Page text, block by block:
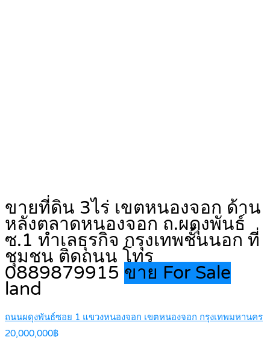
ขายที่ดิน 3ไร่ เขตหนองจอก ด้าน
หลังตลาดหนองจอก ถ.ผดุงพันธ์
ซ.1 ทำเลธุรกิจ กรุงเทพชั้นนอก ที่
ชุมชน ติดถนน โทร
0889879915 ขาย For Sale
land
ถนนผดุงพันธ์ซอย 1 แขวงหนองจอก เขตหนองจอก กรุงเทพมหานคร
20,000,000฿